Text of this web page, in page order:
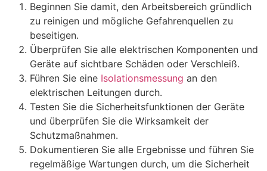
Beginnen Sie damit, den Arbeitsbereich gründlich
zu reinigen und mögliche Gefahrenquellen zu
beseitigen.
Überprüfen Sie alle elektrischen Komponenten und
Geräte auf sichtbare Schäden oder Verschleiß.
Führen Sie eine Isolationsmessung an den
elektrischen Leitungen durch.
Testen Sie die Sicherheitsfunktionen der Geräte
und überprüfen Sie die Wirksamkeit der
Schutzmaßnahmen.
Dokumentieren Sie alle Ergebnisse und führen Sie
regelmäßige Wartungen durch, um die Sicherheit